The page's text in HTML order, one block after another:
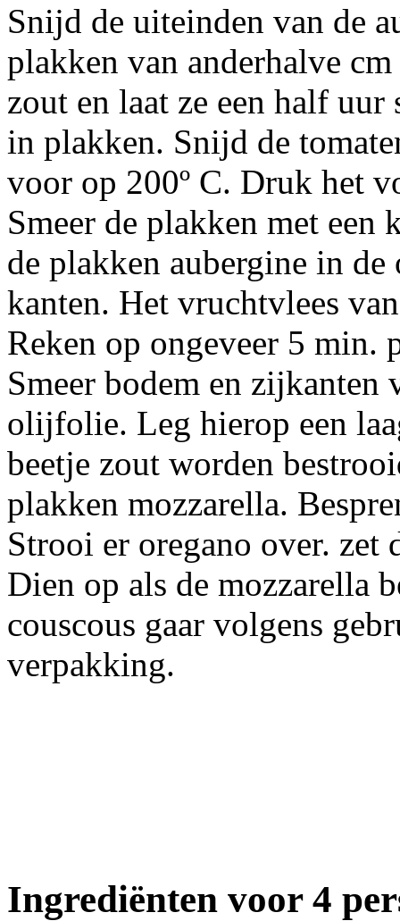
Snijd de uiteinden van de
plakken van anderhalve
zout en laat ze een half
in plakken. Snijd de
voor op 200º C. Druk het
Smeer de plakken met
de plakken aubergine in
kanten. Het vruchtvlees
Reken op ongeveer 5 min.
Smeer bodem en zijkanten
olijfolie. Leg hierop een
beetje zout worden
plakken mozzarella.
Strooi er oregano over. zet
Dien op als de mozzarella
couscous gaar volgens
verpakking.
Ingrediënten voor 4